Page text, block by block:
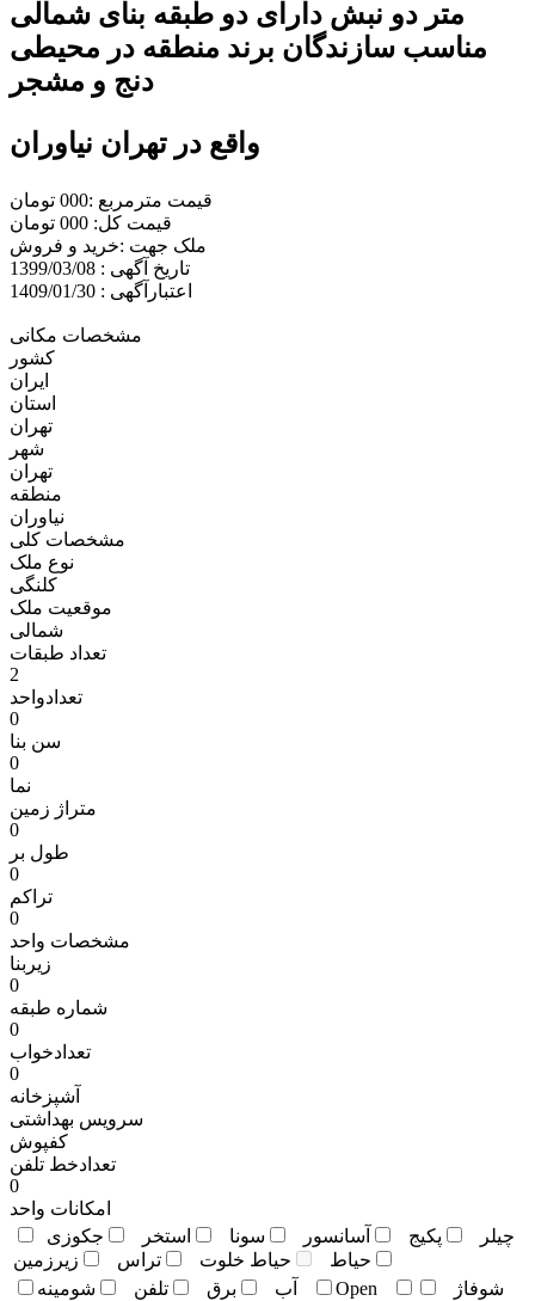
متر دو نبش دارای دو طبقه بنای شمالی
مناسب سازندگان برند منطقه در محیطی
دنج و مشجر
واقع در تهران نیاوران
قیمت مترمربع :000 تومان
قیمت کل: 000 تومان
ملک جهت :خريد و فروش
تاریخ آگهی : 1399/03/08
اعتبارآگهی : 1409/01/30
مشخصات مکانی
کشور
ایران
استان
تهران
شهر
تهران
منطقه
نیاوران
مشخصات کلی
نوع ملک
کلنگی
موقعیت ملک
شمالی
تعداد طبقات
2
تعدادواحد
0
سن بنا
0
نما
متراژ زمين
0
طول بر
0
تراکم
0
مشخصات واحد
زیربنا
0
شماره طبقه
0
تعدادخواب
0
آشپزخانه
سرویس بهداشتی
کفپوش
تعدادخط تلفن
0
امکانات واحد
چيلر
پکيج آسانسور سونا استخر
جکوزی
حياط
حياط خلوت تراس
زيرزمين
آب
برق تلفن شومينه Open
شوفاژ